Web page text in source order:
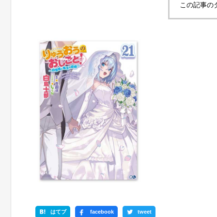
この記事の
はてブ facebook tweet